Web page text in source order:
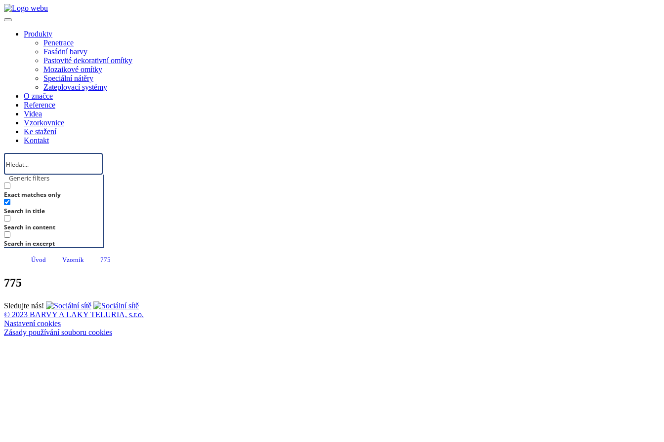
Produkty
Penetrace
Fasádní barvy
Pastovité dekorativní omítky
Mozaikové omítky
Speciální nátěry
Zateplovací systémy
O značce
Reference
Videa
Vzorkovnice
Ke stažení
Kontakt
Generic filters
Exact matches only
Search in title
Search in content
Search in excerpt
Úvod Vzorník 775
775
Sledujte nás!
© 2023 BARVY A LAKY TELURIA, s.r.o.
Nastavení cookies
Zásady používání souboru cookies